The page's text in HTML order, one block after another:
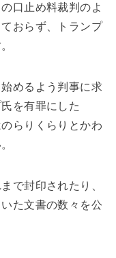
口止め料裁判のよ
おらず、トランプ
めるよう判事に求
を有罪にした
らりくらりとかわ
で封印されたり、
た文書の数々を公